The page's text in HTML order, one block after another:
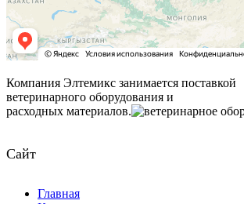
Компания Элтемикс занимается поставкой
ветеринарного оборудования и
расходных материалов.
Сайт
Главная